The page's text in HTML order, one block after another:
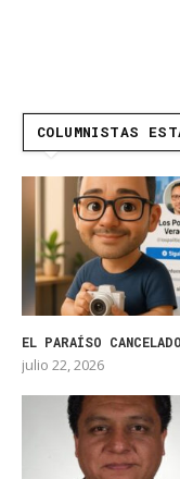
COLUMNISTAS
EL PARAÍSO CANCELADO
julio 22, 2026